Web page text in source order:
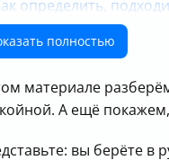
определить,
поводок крепят
правильно надеть
правильно надеть
правильно надеть
С какого возраста
полностью
материале
А ещё
вы берёте в